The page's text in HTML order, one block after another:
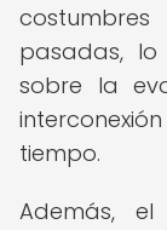
pasadas,
sobre la
tiempo.
Además,